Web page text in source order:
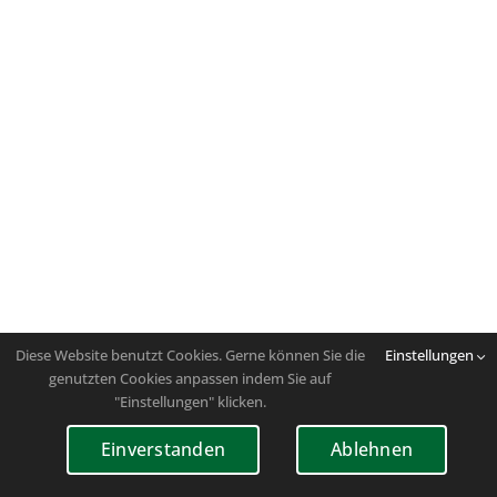
Diese Website benutzt Cookies. Gerne können Sie die
genutzten Cookies anpassen indem Sie auf
"Einstellungen" klicken.
Einstellungen
Einverstanden Ablehnen